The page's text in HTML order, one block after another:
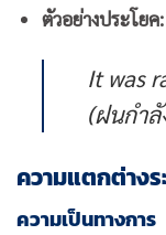
ตัวอย่างประโยค:
It was
(ฝนกำลั
ความแตกต่าง
ความเป็นทางการ